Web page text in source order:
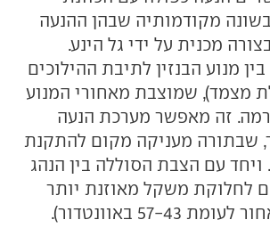
מקודמותיה שבהן ההנעה
מכנית על ידי גל הינע.
מנוע הבנזין לתיבת ההילוכים
כפולת מצמד), שמוצבת מאחורי המנוע
זה מאפשר מערכת הנעה
שבתורה מעניקה מקום להתקנת
ויחד עם הצבת הסוללה בין הנהג
לחלוקת משקל מאוזנת יותר